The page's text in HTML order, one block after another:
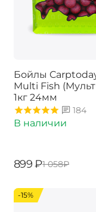
Бойлы
Multi Fish
1кг 24мм
184
В наличии
‍899‍ ₽‍1 058‍₽
-15%